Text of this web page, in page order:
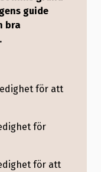
guide
bra
för att
för
för att